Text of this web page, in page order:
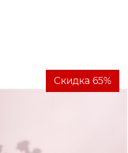
Скидка 65%